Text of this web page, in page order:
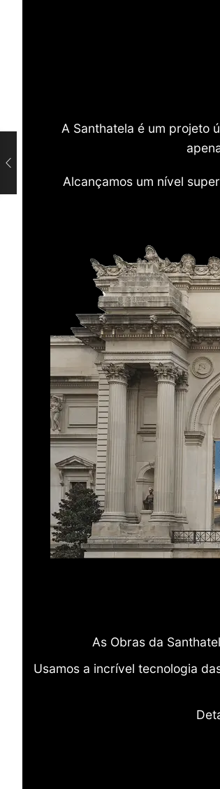
A Santhatela é um projeto
Alcançamos um nível
As Obras da
Usamos a incrível tecnologia